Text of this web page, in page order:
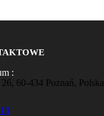
:
60-434 Poznań, Polska